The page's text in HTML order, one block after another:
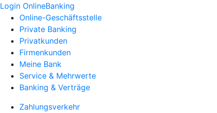
Login OnlineBanking
Online-Geschäftsstelle
Private Banking
Privatkunden
Firmenkunden
Meine Bank
Service & Mehrwerte
Banking & Verträge
Zahlungsverkehr